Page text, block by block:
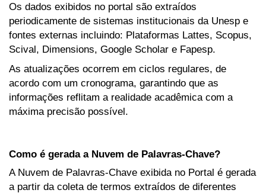
Os dados exibidos no portal são extraídos
periodicamente de sistemas institucionais da Unesp e
fontes externas incluindo: Plataformas Lattes, Scopus,
Scival, Dimensions, Google Scholar e Fapesp.
As atualizações ocorrem em ciclos regulares, de
acordo com um cronograma, garantindo que as
informações reflitam a realidade acadêmica com a
máxima precisão possível.
Como é gerada a Nuvem de Palavras-Chave?
A Nuvem de Palavras-Chave exibida no Portal é gerada
a partir da coleta de termos extraídos de diferentes